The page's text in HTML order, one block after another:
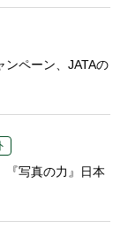
ンペーン、JATAの
写真の力』日本